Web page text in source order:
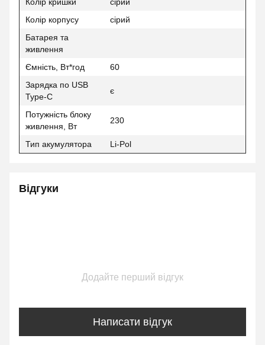
Колір корпусу
сірий
Батарея та
живлення
Ємність, Вт*год
60
Зарядка по USB
Type-C
є
Потужність блоку
живлення, Вт
230
Тип акумулятора Li-Pol
Відгуки
Додайте перший відгук
Написати відгук